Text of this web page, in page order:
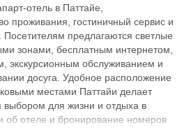
отель в Паттайе,
проживания, гостиничный сервис и
предлагаются светлые
зонами, бесплатным интернетом,
экскурсионным обслуживанием и
досуга. Удобное расположение
местами Паттайи делает
для жизни и отдыха в
об отеле и бронирование номеров